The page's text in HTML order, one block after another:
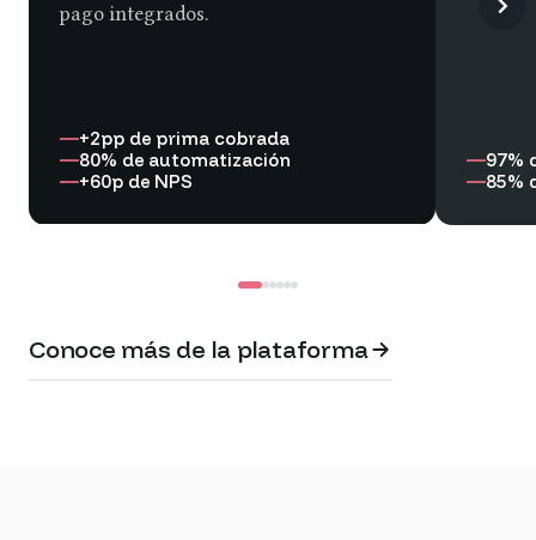
pago integrados.
+2pp de prima cobrada
80% de automatización
+60p de NPS
97%
85%
Conoce más de la plataforma